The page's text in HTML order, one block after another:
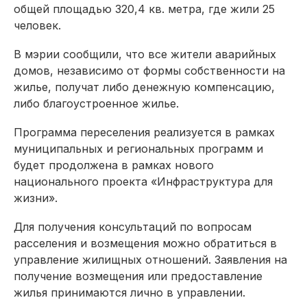
общей площадью 320,4 кв. метра, где жили 25
человек.
В мэрии сообщили, что все жители аварийных
домов, независимо от формы собственности на
жилье, получат либо денежную компенсацию,
либо благоустроенное жилье.
Программа переселения реализуется в рамках
муниципальных и региональных программ и
будет продолжена в рамках нового
национального проекта «Инфраструктура для
жизни».
Для получения консультаций по вопросам
расселения и возмещения можно обратиться в
управление жилищных отношений. Заявления на
получение возмещения или предоставление
жилья принимаются лично в управлении.